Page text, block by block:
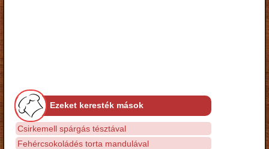
Ezeket keresték mások
Csirkemell spárgás tésztával
Fehércsokoládés torta mandulával